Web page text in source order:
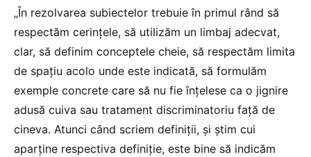
„În rezolvarea subiectelor trebuie în primul rând să
respectăm cerințele, să utilizăm un limbaj adecvat,
clar, să definim conceptele cheie, să respectăm limita
de spațiu acolo unde este indicată, să formulăm
exemple concrete care să nu fie înțelese ca o jignire
adusă cuiva sau tratament discriminatoriu față de
cineva. Atunci când scriem definiții, și știm cui
aparține respectiva definiție, este bine să indicăm